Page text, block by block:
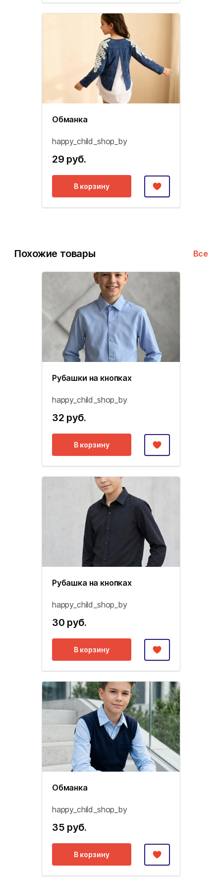
Обманка
happy_child_shop_by
29 руб.
В корзину
Похожие товары Все
Рубашки на кнопках
happy_child_shop_by
32 руб.
В корзину
Рубашка на кнопках
happy_child_shop_by
30 руб.
В корзину
Обманка
happy_child_shop_by
35 руб.
В корзину